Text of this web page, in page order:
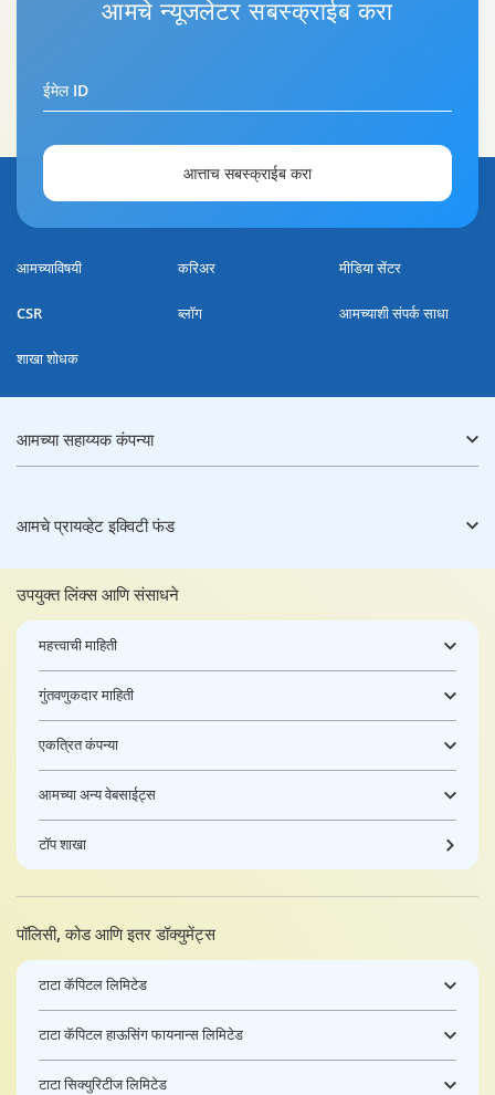
आमचेन्यूजलेटर सबस्क्राईब करा
ईमेल ID
आत्ताच सबस्क्राईब करा
आमच्याविषयी करिअर मीडिया सेंटर
CSR ब्लॉग आमच्याशी संपर्क साधा
शाखा शोधक
आमच्या सहाय्यक कंपन्या
आमचे प्रायव्हेट इक्विटी फंड
उपयुक्त लिंक्स आणि संसाधने
महत्त्वाची माहिती
गुंतवणुकदार माहिती
एकत्रित कंपन्या
आमच्या अन्य वेबसाईट्स
टॉप शाखा
पॉलिसी, कोड आणि इतर डॉक्युमेंट्स
टाटा कॅपिटल लिमिटेड
टाटा कॅपिटल हाऊसिंग फायनान्स लिमिटेड
टाटा सिक्युरिटीज लिमिटेड